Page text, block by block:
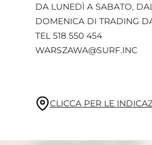
DA LUNEDÌ A SABATO,
DOMENICA DI TRADING
TEL 518 550 454
WARSZAWA@SURF.INC
CLICCA PER LE